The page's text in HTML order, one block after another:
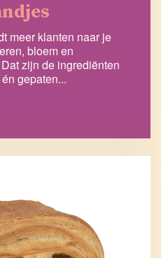
meer klanten naar je
bloem en
zijn de ingrediënten
gepaten...